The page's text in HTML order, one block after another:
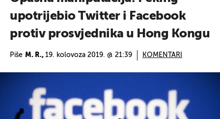
upotrijebio Twitter i Facebook
protiv prosvjednika u Hong Kongu
Piše M. R., 19. kolovoza 2019. @ 21:39 KOMENTARI